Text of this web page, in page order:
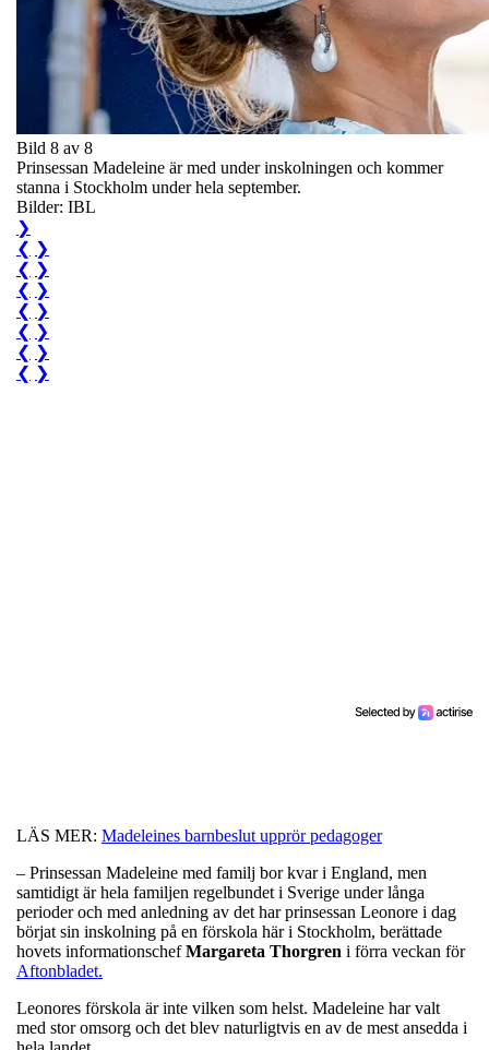
Bild 8 av 8
Prinsessan Madeleine är med under inskolningen och kommer
stanna i Stockholm under hela september.
Bilder: IBL
❯
❮ ❯
❮ ❯
❮ ❯
❮ ❯
❮ ❯
❮ ❯
❮ ❯
LÄS MER: Madeleines barnbeslut upprör pedagoger
– Prinsessan Madeleine med familj bor kvar i England, men
samtidigt är hela familjen regelbundet i Sverige under långa
perioder och med anledning av det har prinsessan Leonore i dag
börjat sin inskolning på en förskola här i Stockholm, berättade
hovets informationschefMargareta Thorgren i förra veckan för
Aftonbladet.
Leonores förskola är inte vilken som helst. Madeleine har valt
med stor omsorg och det blev naturligtvis en av de mest ansedda i